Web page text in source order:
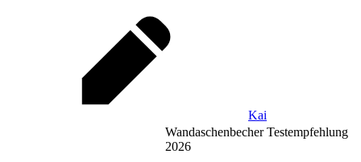
Kai
Wandaschenbecher Testempfehlung
2026